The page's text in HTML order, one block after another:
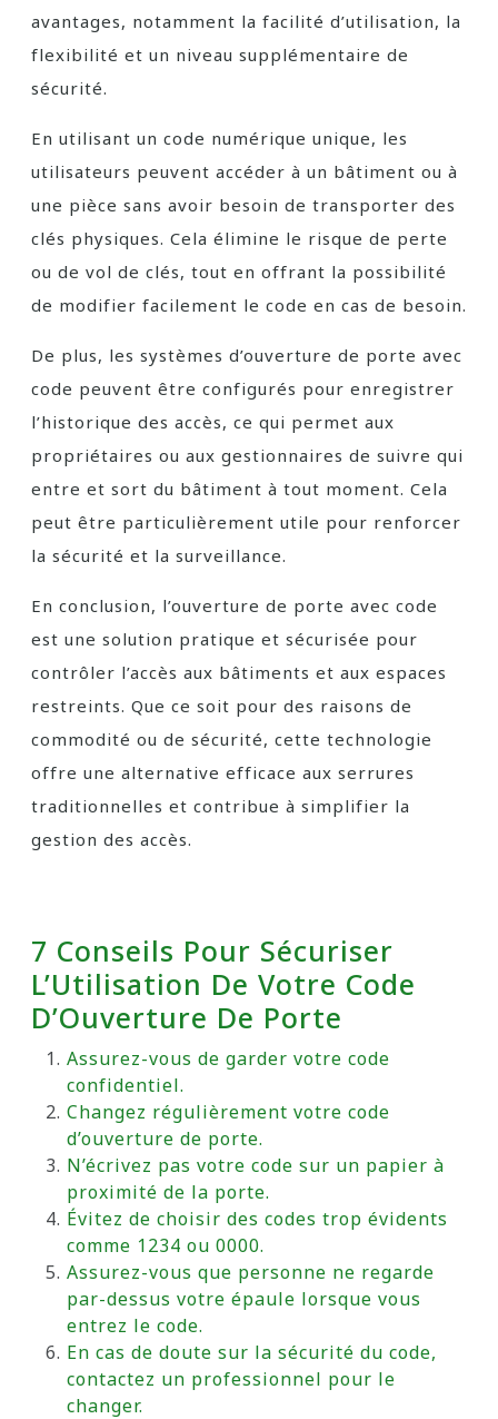
avantages, notamment la facilité d’utilisation, la
flexibilité et un niveau supplémentaire de
sécurité.
En utilisant un code numérique unique, les
utilisateurs peuvent accéder à un bâtiment ou à
une pièce sans avoir besoin de transporter des
clés physiques. Cela élimine le risque de perte
ou de vol de clés, tout en offrant la possibilité
de modifier facilement le code en cas de besoin.
De plus, les systèmes d’ouverture de porte avec
code peuvent être configurés pour enregistrer
l’historique des accès, ce qui permet aux
propriétaires ou aux gestionnaires de suivre qui
entre et sort du bâtiment à tout moment. Cela
peut être particulièrement utile pour renforcer
la sécurité et la surveillance.
En conclusion, l’ouverture de porte avec code
est une solution pratique et sécurisée pour
contrôler l’accès aux bâtiments et aux espaces
restreints. Que ce soit pour des raisons de
commodité ou de sécurité, cette technologie
offre une alternative efficace aux serrures
traditionnelles et contribue à simplifier la
gestion des accès.
7 Conseils Pour Sécuriser
L’Utilisation De Votre Code
D’Ouverture De Porte
Assurez-vous de garder votre code
confidentiel.
Changez régulièrement votre code
d’ouverture de porte.
N’écrivez pas votre code sur un papier à
proximité de la porte.
Évitez de choisir des codes trop évidents
comme 1234 ou 0000.
Assurez-vous que personne ne regarde
par-dessus votre épaule lorsque vous
entrez le code.
En cas de doute sur la sécurité du code,
contactez un professionnel pour le
changer.